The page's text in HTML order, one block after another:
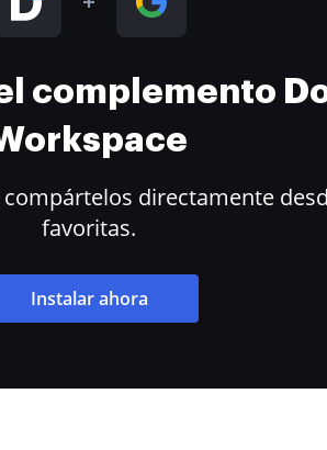
complemento
directamente
favoritas.
Instalar ahora